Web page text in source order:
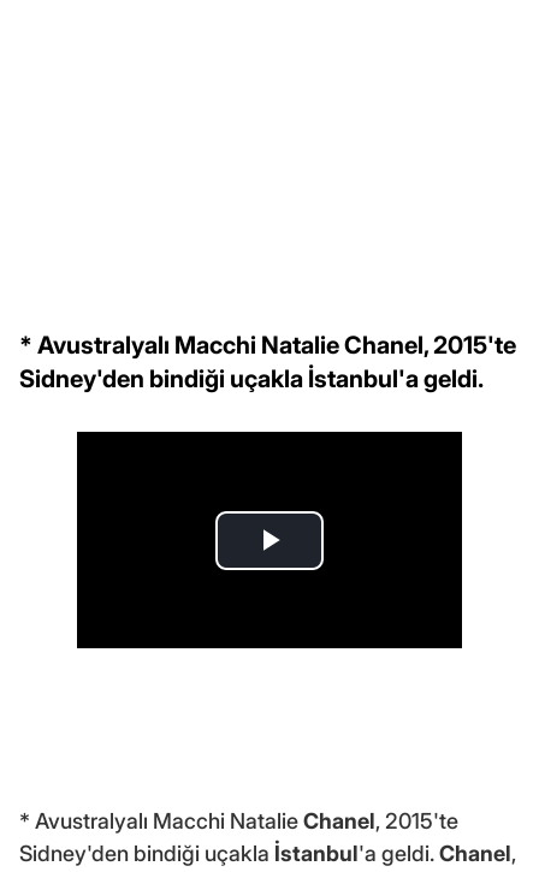
* Avustralyalı Macchi Natalie Chanel, 2015'te
Sidney'den bindiği uçakla İstanbul'a geldi.
* Avustralyalı Macchi NatalieChanel, 2015'te
Sidney'den bindiği uçakla İstanbul'a geldi.Chanel,